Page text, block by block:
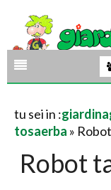
tu sei in :
tosaerba »
Robot